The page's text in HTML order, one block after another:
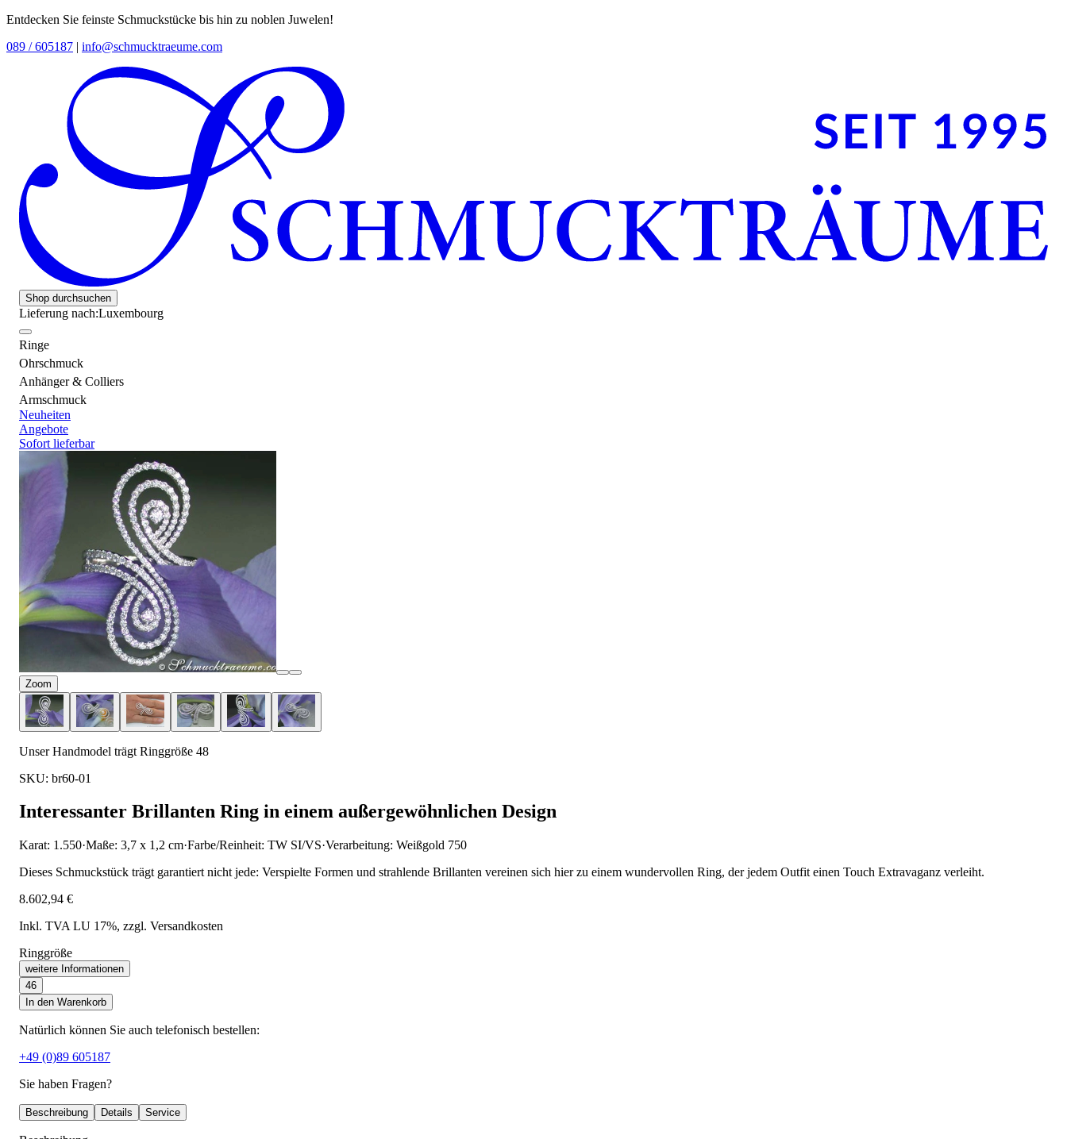
Entdecken Sie feinste Schmuckstücke bis hin zu noblen Juwelen!
089 / 605187 | info@schmucktraeume.com
Shop durchsuchen
Lieferung nach:Luxembourg
Ringe
Ohrschmuck
Anhänger & Colliers
Armschmuck
Neuheiten
Angebote
Sofort lieferbar
Zoom
Unser Handmodel trägt Ringgröße 48
SKU: br60-01
Interessanter Brillanten Ring in einem außergewöhnlichen Design
Karat: 1.550·Maße: 3,7 x 1,2 cm·Farbe/Reinheit: TW SI/VS·Verarbeitung: Weißgold 750
Dieses Schmuckstück trägt garantiert nicht jede: Verspielte Formen und strahlende Brillanten vereinen sich hier zu einem wundervollen Ring, der jedem Outfit einen Touch Extravaganz verleiht.
8.602,94 €
Inkl. TVA LU 17%, zzgl. Versandkosten
Ringgröße
weitere Informationen
46
In den Warenkorb
Natürlich können Sie auch telefonisch bestellen:
+49 (0)89 605187
Sie haben Fragen?
Beschreibung Details Service